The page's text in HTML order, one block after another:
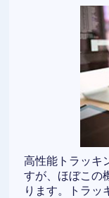
高性能トラッキ
すが、ほぼこの
ります。トラッ